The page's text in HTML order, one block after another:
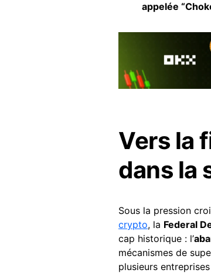
appelée
Vers la
dans la
Sous la pression
crypto, la Federal
cap historique : l’
mécanismes de
plusieurs